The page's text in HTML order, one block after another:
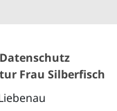
Datenschutz
Frau Silberfisch